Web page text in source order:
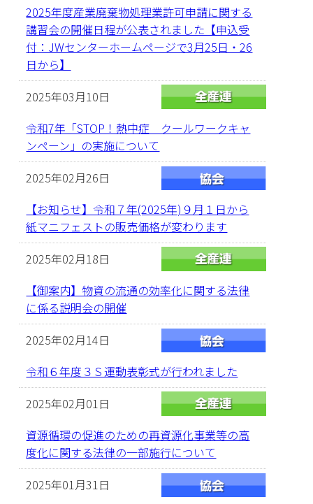
2025年度産業廃棄物処理業許可申請に関する
講習会の開催日程が公表されました【申込受
付：JWセンターホームページで3月25日・26
日から】
2025年03月10日
令和7年「STOP！熱中症 クールワークキャ
ンペーン」の実施について
2025年02月26日
【お知らせ】令和７年(2025年)９月１日から
紙マニフェストの販売価格が変わります
2025年02月18日
【御案内】物資の流通の効率化に関する法律
に係る説明会の開催
2025年02月14日
令和６年度３Ｓ運動表彰式が行われました
2025年02月01日
資源循環の促進のための再資源化事業等の高
度化に関する法律の一部施行について
2025年01月31日